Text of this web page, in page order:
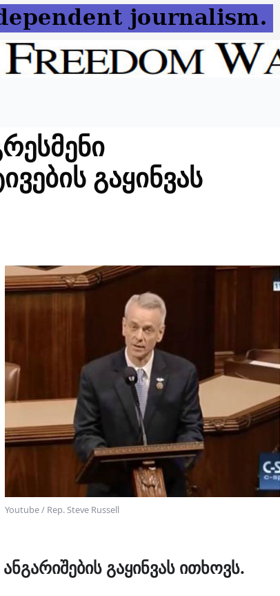
გაყინვას
Youtube / Rep. Steve Russell
გაყინვას ითხოვს.